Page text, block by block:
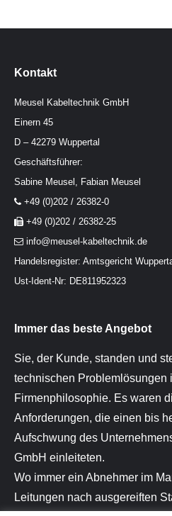
Kontakt
Meusel Kabeltechnik GmbH
Einern 45
D – 42279 Wuppertal
Geschäftsführer:
Sabine Meusel, Fabian Meusel
+49 (0)202 / 26382-0
+49 (0)202 / 26382-25
info@meusel-kabeltechnik.de
Handelsregister: Amtsgericht
Ust-Ident-Nr: DE811952323
Immer das beste Angebot
Sie, der Kunde, standen und
technischen Problemlösungen
Firmenphilosophie. Es waren
Anforderungen, die einen bis
Aufschwung des
GmbH einleiteten.
Wo immer ein Abnehmer im
Leitungen nach ausgereiften